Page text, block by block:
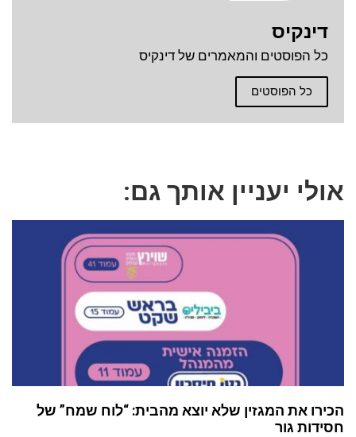
דינקיס
כל הפוסטים והמאמרים של דינקיס
כל הפוסטים
אולי יעניין אותך גם:
הכירו את המגזין שלא יוצא מהבית: “לוח שמח” של
חסידות גור